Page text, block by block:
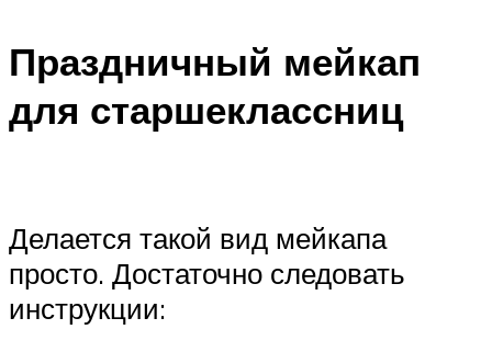
Праздничный мейкап
для старшеклассниц
Делается такой вид мейкапа
просто. Достаточно следовать
инструкции: